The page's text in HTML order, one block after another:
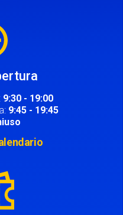
9:30 - 19:00
9:45 - 19:45